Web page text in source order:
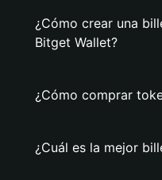
¿Cómo crear una
Bitget Wallet?
¿Cómo comprar
¿Cuál es la mejor